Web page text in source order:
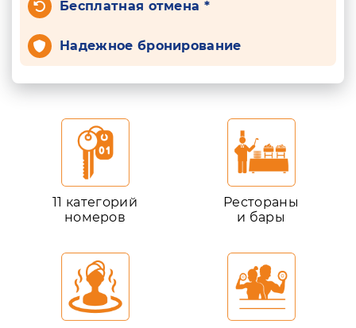
Бесплатная отмена *
Надежное бронирование
11 категорий
номеров
Рестораны
и бары